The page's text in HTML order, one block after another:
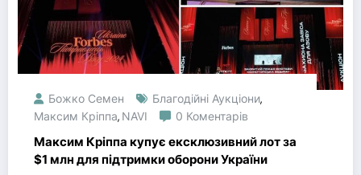
Божко Семен Благодійні Аукціони,
Максим Кріппа, NAVI 0 Коментарів
Максим Кріппа купує ексклюзивний лот за
$1 млн для підтримки оборони України